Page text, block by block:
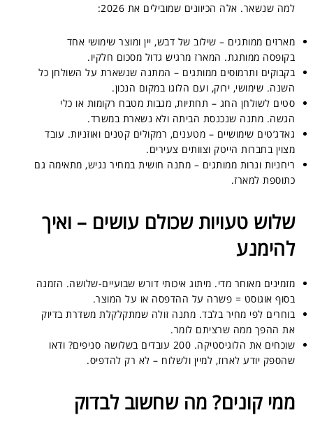
למה שנשאר. אלה הכיוונים שמובילים את 2026:
מארזים ממותגים – שילוב של דבש, יין ומוצר שימושי אחד
בקופסה ממותגת. המארז מרגיש גדול מסכום חלקיו.
בקבוקים ותרמוסים ממותגים – המתנה שנשארת על השולחן כל
השנה. שימושי, ירוק, ועם הלוגו במקום הנכון.
סטים לשולחן החג – תחתיות, מגבות מטבח רקומות או כלי
הגשה. מתנה שנכנסת הביתה ולא נשארת במשרד.
גאדג’טים שימושיים – מטענים, רמקולים קטנים ואוזניות. עובד
מצוין בחברות הייטק וצוותים צעירים.
ריחניות ונרות ממותגים – מתנה חושית במחיר נגיש, מתאימה גם
כתוספת למארז.
שלוש טעויות שכולם עושים – ואיך
להימנע
מזמינים מאוחר מדי. מיתוג איכותי דורש שבועיים-שלושה. הזמנה
בסוף אוגוסט = פשרה על ההדפסה או על המוצר.
בוחרים לפי מחיר בלבד. מתנה זולה שמתקלקלת משדרת בדיוק
את ההפך ממה שרציתם לומר.
שוכחים את הלוגיסטיקה. 200 עובדים בשלושה סניפים? ודאו
שהספק יודע לארוז, למיין ולשלוח – לא רק להדפיס.
ממי קונים? מה שחשוב לבדוק